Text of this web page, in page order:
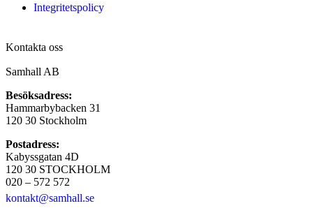
Integritetspolicy
Kontakta oss
Samhall AB
Besöksadress:
Hammarbybacken 31
120 30 Stockholm
Postadress:
Kabyssgatan 4D
120 30 STOCKHOLM
020 – 572 572
kontakt@samhall.se